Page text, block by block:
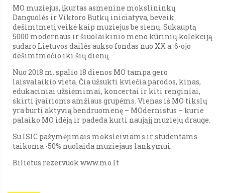
MO muziejus, įkurtas asmenine mokslininkų
Danguolės ir Viktoro Butkų iniciatyva, beveik
dešimtmetį veikė kaip muziejus be sienų. Sukauptą
5000 modernaus ir šiuolaikinio meno kūrinių kolekciją
sudaro Lietuvos dailės aukso fondas nuo XX a. 6-ojo
dešimtmečio iki šių dienų.
Nuo 2018 m. spalio 18 dienos MO tampa gero
laisvalaikio vieta. Čia užsukti kviečia parodos, kinas,
edukaciniai užsiėmimai, koncertai ir kiti renginiai,
skirti įvairioms amžiaus grupėms. Vienas iš MO tikslų
yra burti aktyvią bendruomenę – MOdernistus – kurie
palaiko MO idėją ir padeda kurti naująjį muziejų drauge.
Su ISIC pažymėjimais moksleiviams ir studentams
taikoma -50% nuolaida muziejaus lankymui.
Bilietus rezervuok www.mo.lt